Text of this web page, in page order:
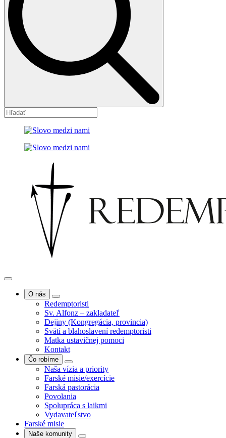
O nás
Redemptoristi
Sv. Alfonz – zakladateľ
Dejiny (Kongregácia, provincia)
Svätí a blahoslavení redemptoristi
Matka ustavičnej pomoci
Kontakt
Čo robíme
Naša vízia a priority
Farské misie/exercície
Farská pastorácia
Povolania
Spolupráca s laikmi
Vydavateľstvo
Farské misie
Naše komunity